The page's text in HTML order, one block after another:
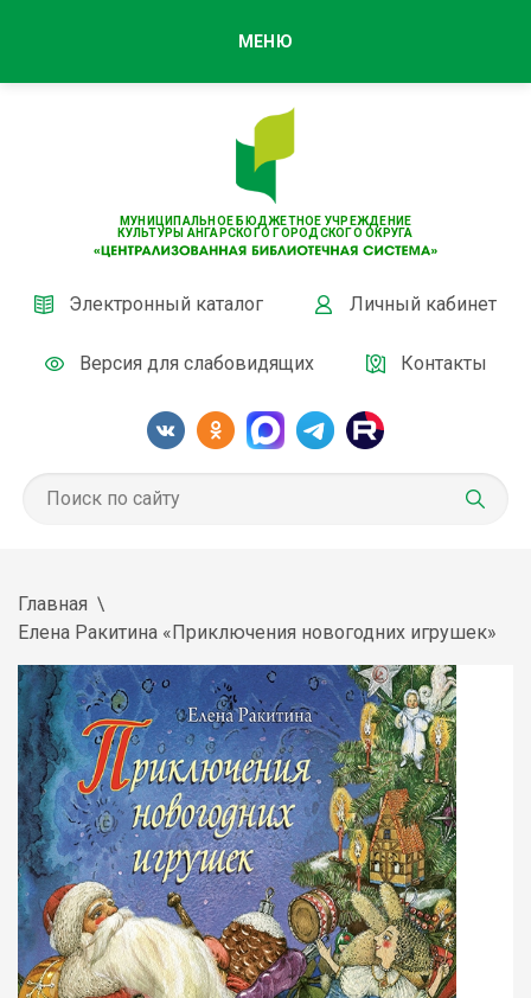
МУНИЦИПАЛЬНОЕ БЮДЖЕТНОЕ УЧРЕЖДЕНИЕ
КУЛЬТУРЫ АНГАРСКОГО ГОРОДСКОГО ОКРУГА
Электронный каталог Личный кабинет
Версия для слабовидящих Контакты
МЕНЮ
Главная
Елена Ракитина «Приключения новогодних игрушек»